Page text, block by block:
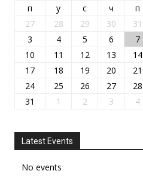
п у с ч п
27
28 29 30 31
3
4 5 6 7
10
11 12 13 14
17
18 19 20 21
24
25 26 27 28
31
1 2 3 4
Latest Events
No events